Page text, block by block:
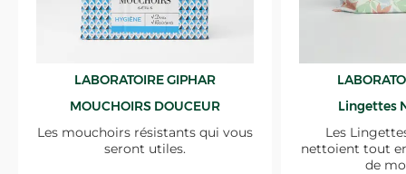
LABORATOIRE GIPHAR
MOUCHOIRS DOUCEUR
Les mouchoirs résistants qui vous
seront utiles.
Lingettes
Les
nettoient tout
de